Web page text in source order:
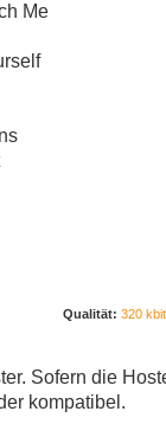
Me
Qualität: 320
Sofern die
kompatibel.